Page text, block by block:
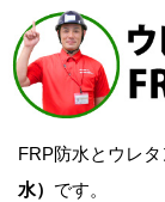
FRP防水とウレ
水） です。